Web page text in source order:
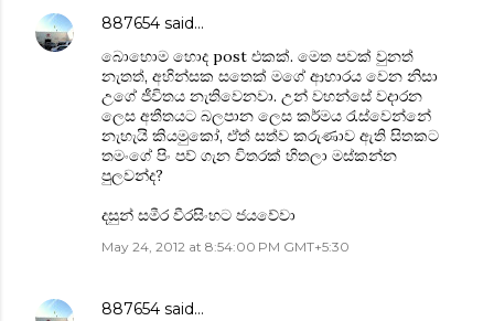
887654 said…
බොහොම හොද post එකක්. මෙත පවක් වුනත්
නැතත්, අහින්සක සතෙක් මගේ ආහාරය වෙන නිසා
උගේ ජීවිතය නැතිවෙනවා. උන් වහන්සේ වදාරන
ලෙස අතීතයට බලපාන ලෙස කර්මය රැස්වෙන්නේ
නැහැයි කියමුකෝ, ඒත් සත්ව කරුණාව ඇති සිතකට
තමංගේ පිං පව් ගැන විතරක් හිතලා මස්කන්න
පුලවන්ද?
දසුන් සමීර වීරසිංහට ජයවේවා
May 24, 2012 at 8:54:00 PM GMT+5:30
887654 said…